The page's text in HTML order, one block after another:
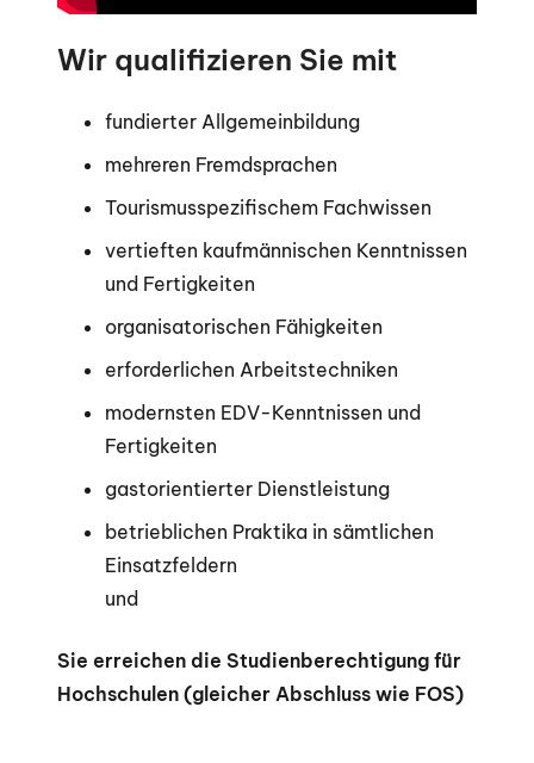
Wir qualifizieren Sie mit
fundierter Allgemeinbildung
mehreren Fremdsprachen
Tourismusspezifischem Fachwissen
vertieften kaufmännischen Kenntnissen
und Fertigkeiten
organisatorischen Fähigkeiten
erforderlichen Arbeitstechniken
modernsten EDV-Kenntnissen und
Fertigkeiten
gastorientierter Dienstleistung
betrieblichen Praktika in sämtlichen
Einsatzfeldern
und
Sie erreichen die Studienberechtigung für
Hochschulen (gleicher Abschluss wie FOS)